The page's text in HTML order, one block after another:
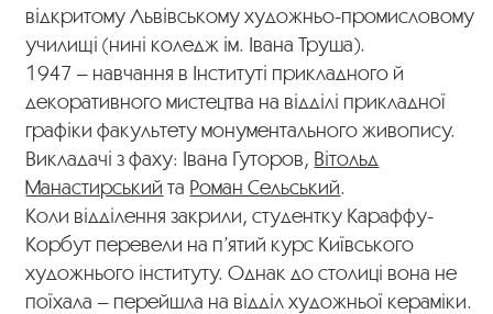
відкритому Львівському художньо-промисловому
училищі (нині коледж ім. Івана Труша).
1947 – навчання в Інституті прикладного й
декоративного мистецтва на відділі прикладної
графіки факультету монументального живопису.
Викладачі з фаху: Івана Гуторов, Вітольд
Манастирський та Роман Сельський.
Коли відділення закрили, студентку Караффу-
Корбут перевели на п’ятий курс Київського
художнього інституту. Однак до столиці вона не
поїхала – перейшла на відділ художньої кераміки.